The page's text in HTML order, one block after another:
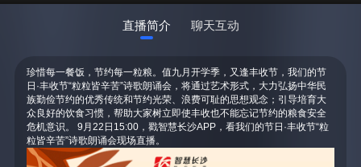
直播简介 聊天互动
珍惜每一餐饭，节约每一粒粮。值九月开学季，又逢丰收节，我们的节
日·丰收节“粒粒皆辛苦”诗歌朗诵会，将通过艺术形式，大力弘扬中华民
族勤俭节约的优秀传统和节约光荣、浪费可耻的思想观念；引导培育大
众良好的饮食习惯，帮助大家树立即使丰收也不能忘记节约的粮食安全
危机意识。 9月22日15:00，戳智慧长沙APP，看我们的节日·丰收节“粒
粒皆辛苦”诗歌朗诵会现场直播。